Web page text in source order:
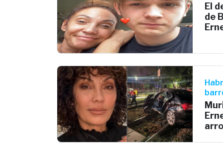
El
de